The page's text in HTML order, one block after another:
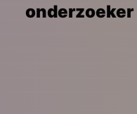
onderzoeker